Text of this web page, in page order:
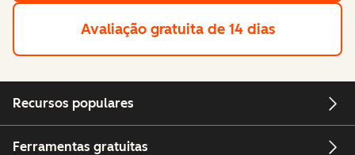
Avaliação gratuita de 14 dias
Recursos populares
Ferramentas gratuitas